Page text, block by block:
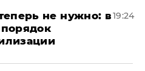
не нужно: в19:24